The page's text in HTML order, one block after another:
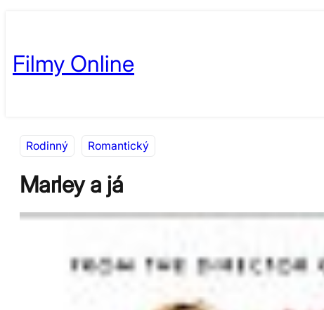
obsah
content
Filmy Online
Rodinný Romantický
Marley a já